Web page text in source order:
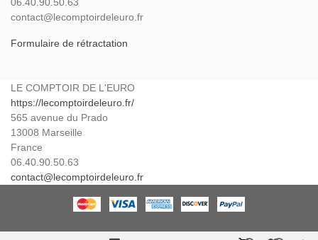
contact@lecomptoirdeleuro.fr
Formulaire de rétractation
LE COMPTOIR DE L'EURO
https://lecomptoirdeleuro.fr/
565 avenue du Prado
13008 Marseille
France
06.40.90.50.63
contact@lecomptoirdeleuro.fr